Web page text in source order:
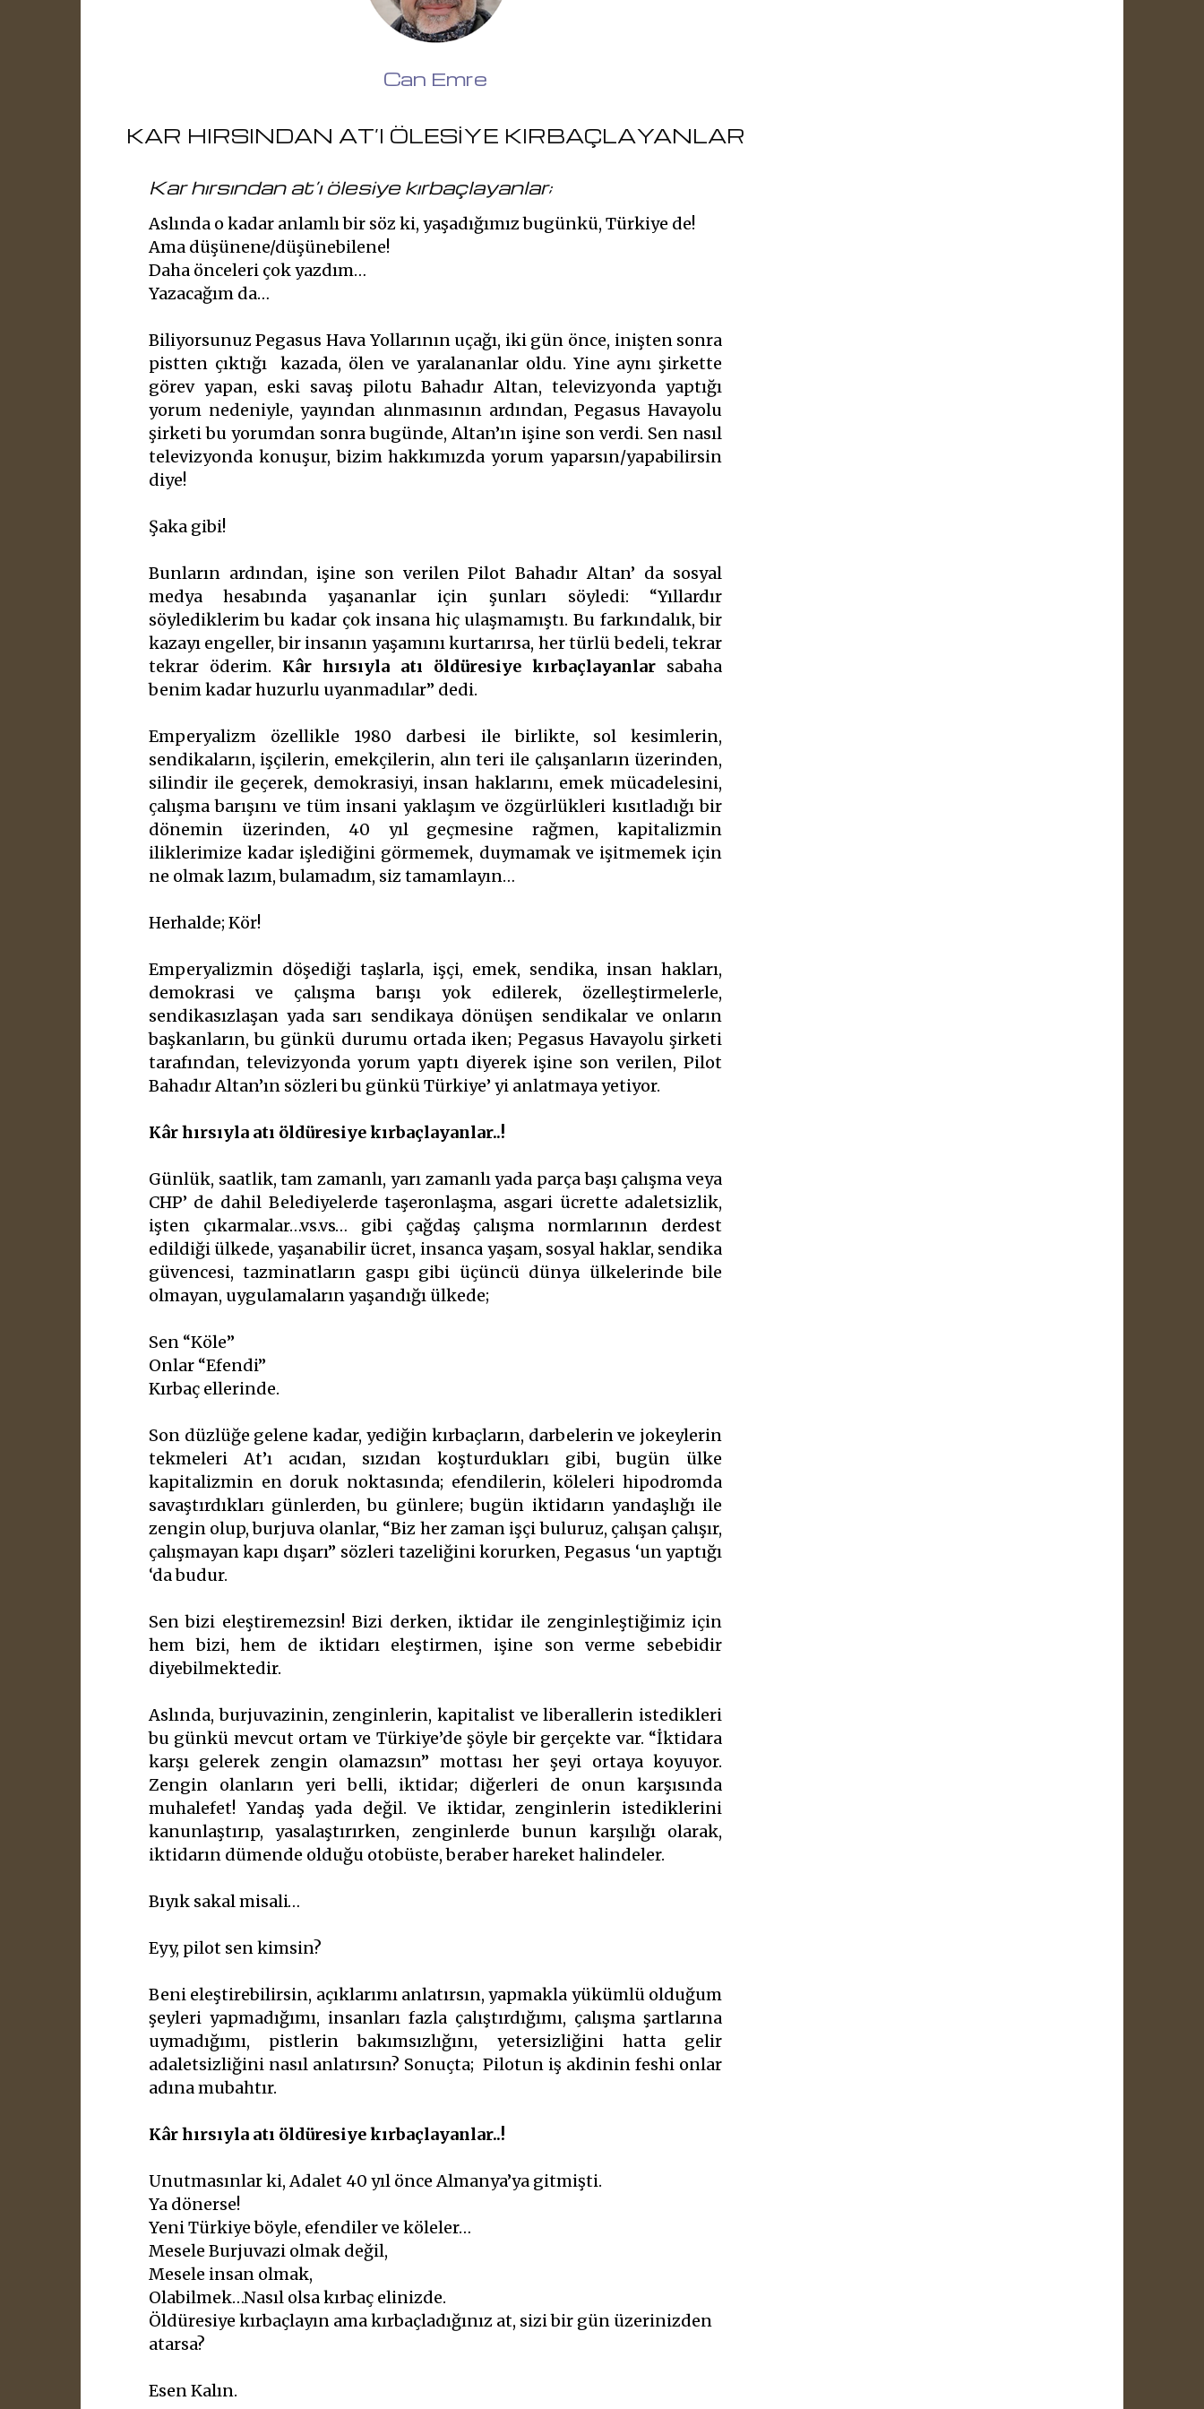
Can Emre
KAR HIRSINDAN AT’I ÖLESİYE KIRBAÇLAYANLAR
Kar hırsından at’ı ölesiye kırbaçlayanlar;
Aslında o kadar anlamlı bir söz ki, yaşadığımız bugünkü, Türkiye de!
Ama düşünene/düşünebilene!
Daha önceleri çok yazdım…
Yazacağım da…
Biliyorsunuz Pegasus Hava Yollarının uçağı, iki gün önce, inişten sonra
pistten çıktığı kazada, ölen ve yaralananlar oldu. Yine aynı şirkette
görev yapan, eski savaş pilotu Bahadır Altan, televizyonda yaptığı
yorum nedeniyle, yayından alınmasının ardından, Pegasus Havayolu
şirketi bu yorumdan sonra bugünde, Altan’ın işine son verdi. Sen nasıl
televizyonda konuşur, bizim hakkımızda yorum yaparsın/yapabilirsin
diye!
Şaka gibi!
Bunların ardından, işine son verilen Pilot Bahadır Altan’ da sosyal
medya hesabında yaşananlar için şunları söyledi: “Yıllardır
söylediklerim bu kadar çok insana hiç ulaşmamıştı. Bu farkındalık, bir
kazayı engeller, bir insanın yaşamını kurtarırsa, her türlü bedeli, tekrar
tekrar öderim. Kâr hırsıyla atı öldüresiye kırbaçlayanlar sabaha
benim kadar huzurlu uyanmadılar” dedi.
Emperyalizm özellikle 1980 darbesi ile birlikte, sol kesimlerin,
sendikaların, işçilerin, emekçilerin, alın teri ile çalışanların üzerinden,
silindir ile geçerek, demokrasiyi, insan haklarını, emek mücadelesini,
çalışma barışını ve tüm insani yaklaşım ve özgürlükleri kısıtladığı bir
dönemin üzerinden, 40 yıl geçmesine rağmen, kapitalizmin
iliklerimize kadar işlediğini görmemek, duymamak ve işitmemek için
ne olmak lazım, bulamadım, siz tamamlayın…
Herhalde; Kör!
Emperyalizmin döşediği taşlarla, işçi, emek, sendika, insan hakları,
demokrasi ve çalışma barışı yok edilerek, özelleştirmelerle,
sendikasızlaşan yada sarı sendikaya dönüşen sendikalar ve onların
başkanların, bu günkü durumu ortada iken; Pegasus Havayolu şirketi
tarafından, televizyonda yorum yaptı diyerek işine son verilen, Pilot
Bahadır Altan’ın sözleri bu günkü Türkiye’ yi anlatmaya yetiyor.
Kâr hırsıyla atı öldüresiye kırbaçlayanlar..!
Günlük, saatlik, tam zamanlı, yarı zamanlı yada parça başı çalışma veya
CHP’ de dahil Belediyelerde taşeronlaşma, asgari ücrette adaletsizlik,
işten çıkarmalar…vs.vs… gibi çağdaş çalışma normlarının derdest
edildiği ülkede, yaşanabilir ücret, insanca yaşam, sosyal haklar, sendika
güvencesi, tazminatların gaspı gibi üçüncü dünya ülkelerinde bile
olmayan, uygulamaların yaşandığı ülkede;
Sen “Köle”
Onlar “Efendi”
Kırbaç ellerinde.
Son düzlüğe gelene kadar, yediğin kırbaçların, darbelerin ve jokeylerin
tekmeleri At’ı acıdan, sızıdan koşturdukları gibi, bugün ülke
kapitalizmin en doruk noktasında; efendilerin, köleleri hipodromda
savaştırdıkları günlerden, bu günlere; bugün iktidarın yandaşlığı ile
zengin olup, burjuva olanlar, “Biz her zaman işçi buluruz, çalışan çalışır,
çalışmayan kapı dışarı” sözleri tazeliğini korurken, Pegasus ‘un yaptığı
‘da budur.
Sen bizi eleştiremezsin! Bizi derken, iktidar ile zenginleştiğimiz için
hem bizi, hem de iktidarı eleştirmen, işine son verme sebebidir
diyebilmektedir.
Aslında, burjuvazinin, zenginlerin, kapitalist ve liberallerin istedikleri
bu günkü mevcut ortam ve Türkiye’de şöyle bir gerçekte var. “İktidara
karşı gelerek zengin olamazsın” mottası her şeyi ortaya koyuyor.
Zengin olanların yeri belli, iktidar; diğerleri de onun karşısında
muhalefet! Yandaş yada değil. Ve iktidar, zenginlerin istediklerini
kanunlaştırıp, yasalaştırırken, zenginlerde bunun karşılığı olarak,
iktidarın dümende olduğu otobüste, beraber hareket halindeler.
Bıyık sakal misali…
Eyy, pilot sen kimsin?
Beni eleştirebilirsin, açıklarımı anlatırsın, yapmakla yükümlü olduğum
şeyleri yapmadığımı, insanları fazla çalıştırdığımı, çalışma şartlarına
uymadığımı, pistlerin bakımsızlığını, yetersizliğini hatta gelir
adaletsizliğini nasıl anlatırsın? Sonuçta; Pilotun iş akdinin feshi onlar
adına mubahtır.
Kâr hırsıyla atı öldüresiye kırbaçlayanlar..!
Unutmasınlar ki, Adalet 40 yıl önce Almanya’ya gitmişti.
Ya dönerse!
Yeni Türkiye böyle, efendiler ve köleler…
Mesele Burjuvazi olmak değil,
Mesele insan olmak,
Olabilmek…Nasıl olsa kırbaç elinizde.
Öldüresiye kırbaçlayın ama kırbaçladığınız at, sizi bir gün üzerinizden
atarsa?
Esen Kalın.